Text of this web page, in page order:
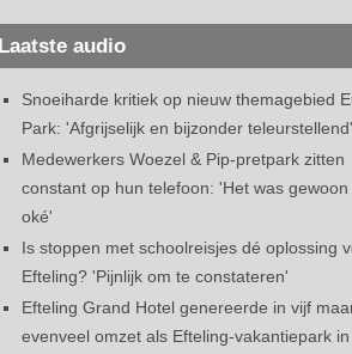
Laatste audio
Snoeiharde kritiek op nieuw themagebied
Park: 'Afgrijselijk en bijzonder teleurstellend'
Medewerkers Woezel & Pip-pretpark zitten
constant op hun telefoon: 'Het was gewoon
oké'
Is stoppen met schoolreisjes dé oplossing
Efteling? 'Pijnlijk om te constateren'
Efteling Grand Hotel genereerde in vijf
evenveel omzet als Efteling-vakantiepark